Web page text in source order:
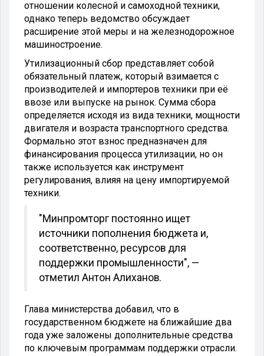
отношении колесной и самоходной техники,
однако теперь ведомство обсуждает
расширение этой меры и на железнодорожное
машиностроение.
Утилизационный сбор представляет собой
обязательный платеж, который взимается с
производителей и импортеров техники при её
ввозе или выпуске на рынок. Сумма сбора
определяется исходя из вида техники, мощности
двигателя и возраста транспортного средства.
Формально этот взнос предназначен для
финансирования процесса утилизации, но он
также используется как инструмент
регулирования, влияя на цену импортируемой
техники.
"Минпромторг постоянно ищет
источники пополнения бюджета и,
соответственно, ресурсов для
поддержки промышленности", —
отметил Антон Алиханов.
Глава министерства добавил, что в
государственном бюджете на ближайшие два
года уже заложены дополнительные средства
по ключевым программам поддержки отрасли.